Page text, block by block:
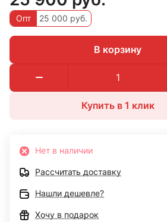
Опт 25 000 руб.
В корзину
Купить в 1 клик
Нет в наличии
Рассчитать доставку
Нашли дешевле?
Хочу в подарок